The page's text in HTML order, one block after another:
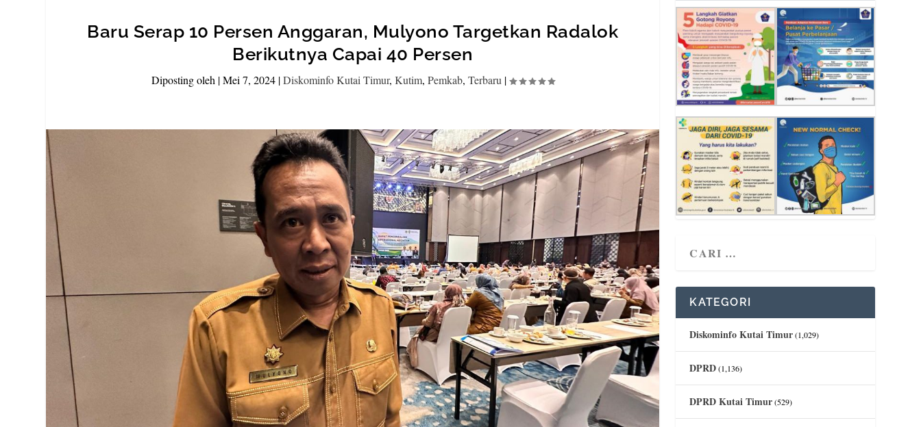
Baru Serap 10 Persen Anggaran, Mulyono Targetkan Radalok
Berikutnya Capai 40 Persen
Diposting oleh |Mei 7, 2024|Diskominfo Kutai Timur, Kutim, Pemkab, Terbaru |
KATEGORI
Diskominfo Kutai Timur(1,029)
DPRD(1,136)
DPRD Kutai Timur(529)